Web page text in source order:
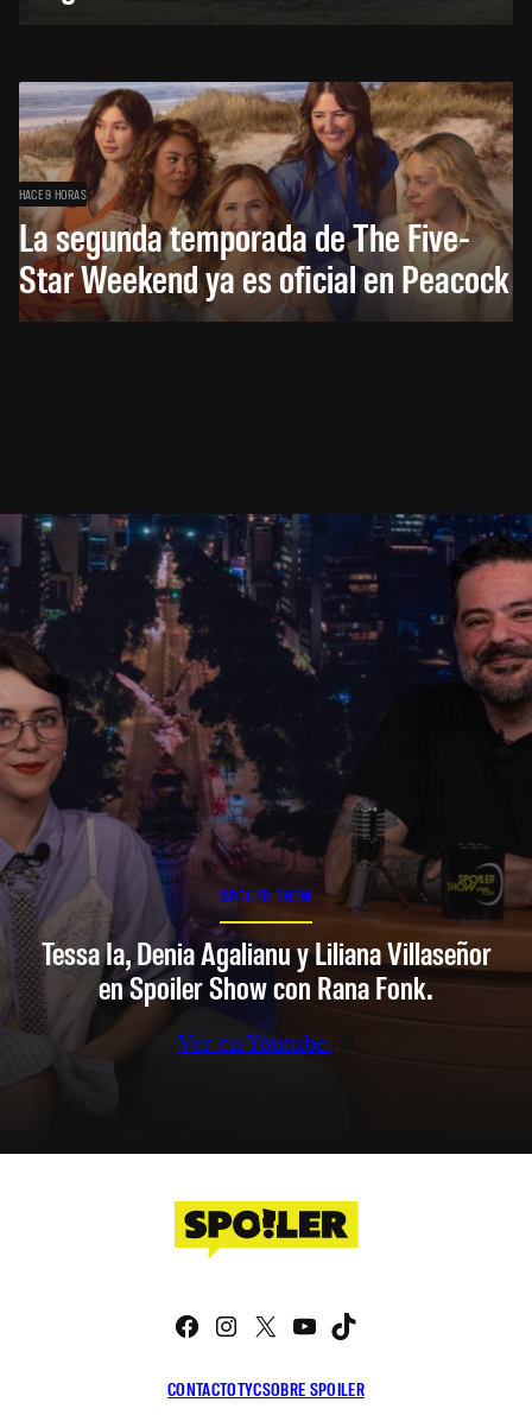
HACE 9 HORAS
La segunda temporada de The Five-
Star Weekend ya es oficial en Peacock
SPOILER SHOW
Tessa Ia, Denia Agalianu y Liliana Villaseñor
en Spoiler Show con Rana Fonk.
Ver en Youtube
CONTACTOTYCSOBRE SPOILER
Facebook
Instagram
X YouTube